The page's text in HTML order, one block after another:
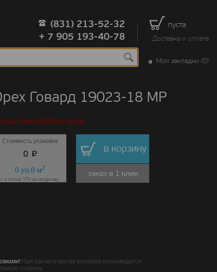
пуста
Доставка и оплата
(831) 213-52-32
+ 7 905 193-40-78
Мои закладки (0)
Говард 19023-18 MP
Нижний Новгород.
Стоимость упаковок
0 p
0уп.0м2
с учётом 5% на подрезку
в корзину
заказ в 1 клик
При расчете кол-ва упаковок производится
сторону.